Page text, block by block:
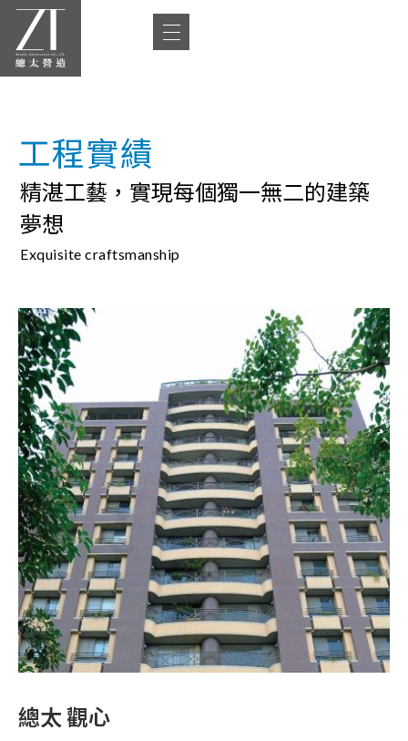
工程實績
精湛工藝，實現每個獨一無二的建築
夢想
Exquisite craftsmanship
總太 觀心